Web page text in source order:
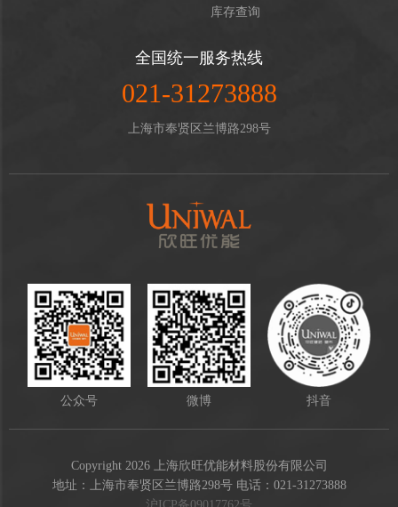
库存查询
全国统一服务热线
021-31273888
上海市奉贤区兰博路298号
公众号 微博 抖音
Copyright 2026 上海欣旺优能材料股份有限公司
地址：上海市奉贤区兰博路298号 电话：021-31273888